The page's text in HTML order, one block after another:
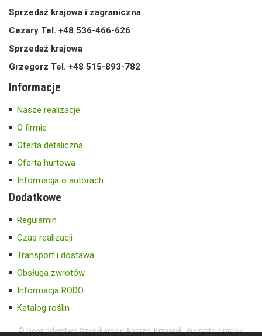
Sprzedaż krajowa i zagraniczna
Cezary Tel. +48 536-466-626
Sprzedaż krajowa
Grzegorz Tel. +48 515-893-782
Informacje
Nasze realizacje
O firmie
Oferta detaliczna
Oferta hurtowa
Informacja o autorach
Dodatkowe
Regulamin
Czas realizacji
Transport i dostawa
Obsługa zwrotów
Informacja RODO
Katalog roślin
© Gospodarstwo Szkółkarskie Andrzej Krzysiak. Wszystkie prawa